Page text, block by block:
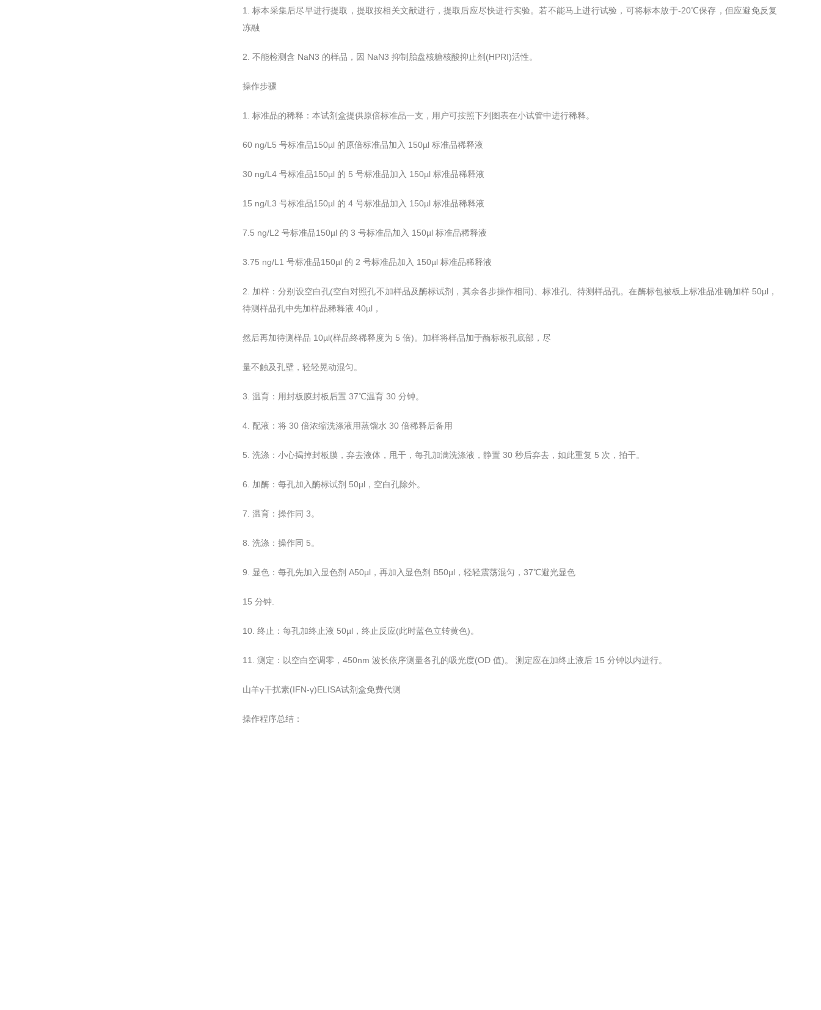
1. 标本采集后尽早进行提取，提取按相关文献进行，提取后应尽快进行实验。若不能马上进行试验，可将标本放于-20℃保存，但应避免反复
冻融
2. 不能检测含 NaN3 的样品，因 NaN3 抑制胎盘核糖核酸抑止剂(HPRI)活性。
操作步骤
1. 标准品的稀释：本试剂盒提供原倍标准品一支，用户可按照下列图表在小试管中进行稀释。
60 ng/L5 号标准品150µl 的原倍标准品加入 150µl 标准品稀释液
30 ng/L4 号标准品150µl 的 5 号标准品加入 150µl 标准品稀释液
15 ng/L3 号标准品150µl 的 4 号标准品加入 150µl 标准品稀释液
7.5 ng/L2 号标准品150µl 的 3 号标准品加入 150µl 标准品稀释液
3.75 ng/L1 号标准品150µl 的 2 号标准品加入 150µl 标准品稀释液
2. 加样：分别设空白孔(空白对照孔不加样品及酶标试剂，其余各步操作相同)、标准孔、待测样品孔。在酶标包被板上标准品准确加样 50µl，
待测样品孔中先加样品稀释液 40µl，
然后再加待测样品 10µl(样品终稀释度为 5 倍)。加样将样品加于酶标板孔底部，尽
量不触及孔壁，轻轻晃动混匀。
3. 温育：用封板膜封板后置 37℃温育 30 分钟。
4. 配液：将 30 倍浓缩洗涤液用蒸馏水 30 倍稀释后备用
5. 洗涤：小心揭掉封板膜，弃去液体，甩干，每孔加满洗涤液，静置 30 秒后弃去，如此重复 5 次，拍干。
6. 加酶：每孔加入酶标试剂 50µl，空白孔除外。
7. 温育：操作同 3。
8. 洗涤：操作同 5。
9. 显色：每孔先加入显色剂 A50µl，再加入显色剂 B50µl，轻轻震荡混匀，37℃避光显色
15 分钟.
10. 终止：每孔加终止液 50µl，终止反应(此时蓝色立转黄色)。
11. 测定：以空白空调零，450nm 波长依序测量各孔的吸光度(OD 值)。 测定应在加终止液后 15 分钟以内进行。
山羊γ干扰素(IFN-γ)ELISA试剂盒免费代测
操作程序总结：